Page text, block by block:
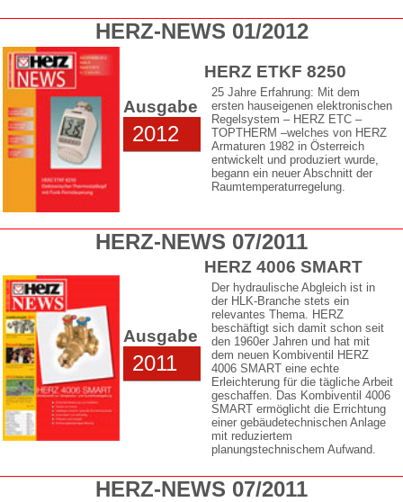
HERZ-NEWS 01/2012
Ausgabe
2012
HERZ ETKF 8250
25 Jahre Erfahrung: Mit dem
ersten hauseigenen elektronischen
Regelsystem – HERZ ETC –
TOPTHERM –welches von HERZ
Armaturen 1982 in Österreich
entwickelt und produziert wurde,
begann ein neuer Abschnitt der
Raumtemperaturregelung.
HERZ-NEWS 07/2011
Ausgabe
2011
HERZ 4006 SMART
Der hydraulische Abgleich ist in
der HLK-Branche stets ein
relevantes Thema. HERZ
beschäftigt sich damit schon seit
den 1960er Jahren und hat mit
dem neuen Kombiventil HERZ
4006 SMART eine echte
Erleichterung für die tägliche Arbeit
geschaffen. Das Kombiventil 4006
SMART ermöglicht die Errichtung
einer gebäudetechnischen Anlage
mit reduziertem
planungstechnischem Aufwand.
HERZ-NEWS 07/2011